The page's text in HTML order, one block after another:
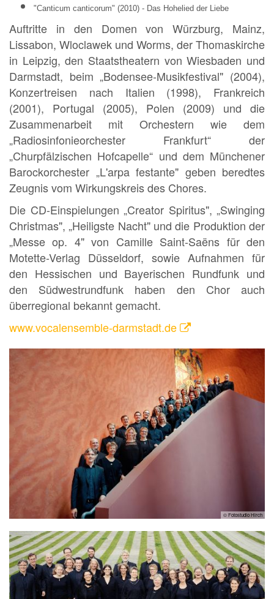
"Canticum canticorum" (2010) - Das Hohelied der Liebe
Auftritte in den Domen von Würzburg, Mainz,
Lissabon, Wloclawek und Worms, der Thomaskirche
in Leipzig, den Staatstheatern von Wiesbaden und
Darmstadt, beim „Bodensee-Musikfestival" (2004),
Konzertreisen nach Italien (1998), Frankreich
(2001), Portugal (2005), Polen (2009) und die
Zusammenarbeit mit Orchestern wie dem
„Radiosinfonieorchester Frankfurt“ der
„Churpfälzischen Hofcapelle“ und dem Münchener
Barockorchester „L'arpa festante" geben beredtes
Zeugnis vom Wirkungskreis des Chores.
Die CD-Einspielungen „Creator Spiritus", „Swinging
Christmas", „Heiligste Nacht" und die Produktion der
„Messe op. 4" von Camille Saint-Saëns für den
Motette-Verlag Düsseldorf, sowie Aufnahmen für
den Hessischen und Bayerischen Rundfunk und
den Südwestrundfunk haben den Chor auch
überregional bekannt gemacht.
www.vocalensemble-darmstadt.de
© Fotostudio Hirch